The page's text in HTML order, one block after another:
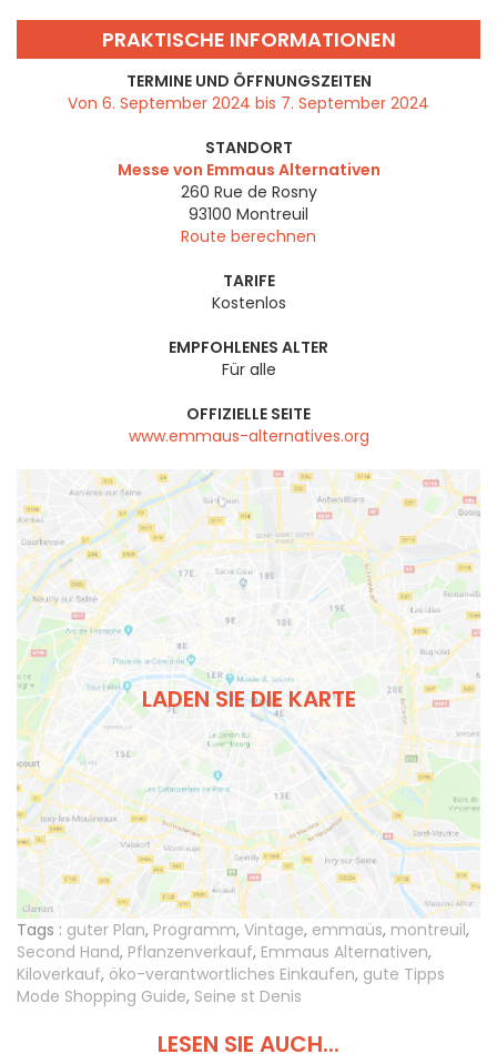
PRAKTISCHE INFORMATIONEN
TERMINE UND ÖFFNUNGSZEITEN
Von 6. September 2024 bis 7. September 2024
STANDORT
Messe von Emmaus Alternativen
260 Rue de Rosny
93100 Montreuil
Route berechnen
TARIFE
Kostenlos
EMPFOHLENES ALTER
Für alle
OFFIZIELLE SEITE
www.emmaus-alternatives.org
LADEN SIE DIE KARTE
Tags : guter Plan, Programm, Vintage, emmaüs, montreuil,
Second Hand, Pflanzenverkauf, Emmaus Alternativen,
Kiloverkauf, öko-verantwortliches Einkaufen, gute Tipps
Mode Shopping Guide, Seine st Denis
LESEN SIE AUCH...